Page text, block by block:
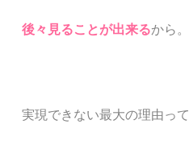
後々見ることが出来るから 。
実現できない最大の理由って